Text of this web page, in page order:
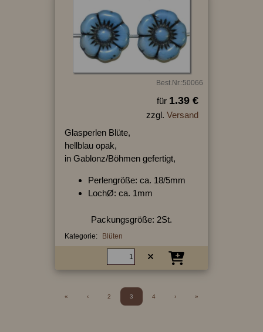
Best.Nr.:50066
für 1.39 €
zzgl. Versand
Glasperlen Blüte,
hellblau opak,
in Gablonz/Böhmen gefertigt,
Perlengröße: ca. 18/5mm
LochØ: ca. 1mm
Packungsgröße: 2St.
Kategorie: Blüten
« ‹ 2 3 4 › »